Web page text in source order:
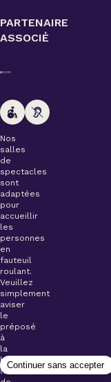
PARTENAIRE
ASSOCIÉ
Nos
salles
de
spectacles
sont
adaptées
pour
accueillir
les
personnes
en
fauteuil
roulant.
Veuillez
simplement
aviser
le
préposé
à
la
billetterie
lors